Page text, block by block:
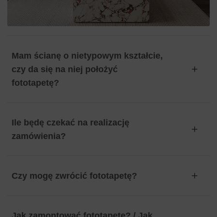
Mam ścianę o nietypowym kształcie,
czy da się na niej położyć
fototapetę?
Ile będę czekać na realizację
zamówienia?
Czy mogę zwrócić fototapetę?